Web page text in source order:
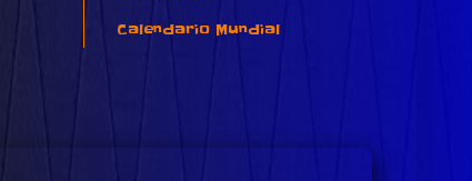
Calendario Mundial